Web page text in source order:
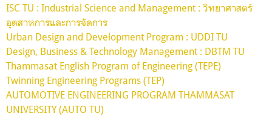
ISC TU : Industrial Science and Management : วิทยาศาสตร์
อุตสาหการและการจัดการ
Urban Design and Development Program : UDDI TU
Design, Business & Technology Management : DBTM TU
Thammasat English Program of Engineering (TEPE)
Twinning Engineering Programs (TEP)
AUTOMOTIVE ENGINEERING PROGRAM THAMMASAT
UNIVERSITY (AUTO TU)